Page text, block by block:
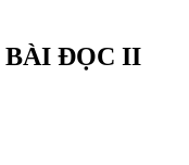
BÀI ĐỌC II